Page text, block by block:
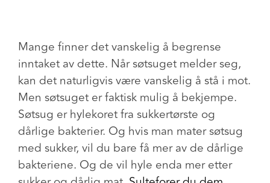
Mange finner det vanskelig å begrense
inntaket av dette. Når søtsuget melder seg,
kan det naturligvis være vanskelig å stå i mot.
Men søtsuget er faktisk mulig å bekjempe.
Søtsug er hylekoret fra sukkertørste og
dårlige bakterier. Og hvis man mater søtsug
med sukker, vil du bare få mer av de dårlige
bakteriene. Og de vil hyle enda mer etter